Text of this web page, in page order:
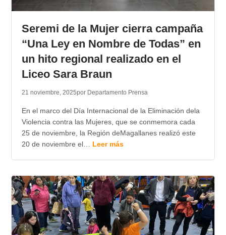
Seremi de la Mujer cierra campaña
“Una Ley en Nombre de Todas” en
un hito regional realizado en el
Liceo Sara Braun
21 noviembre, 2025por Departamento Prensa
En el marco del Día Internacional de la Eliminación dela
Violencia contra las Mujeres, que se conmemora cada
25 de noviembre, la Región deMagallanes realizó este
20 de noviembre el… Leer más